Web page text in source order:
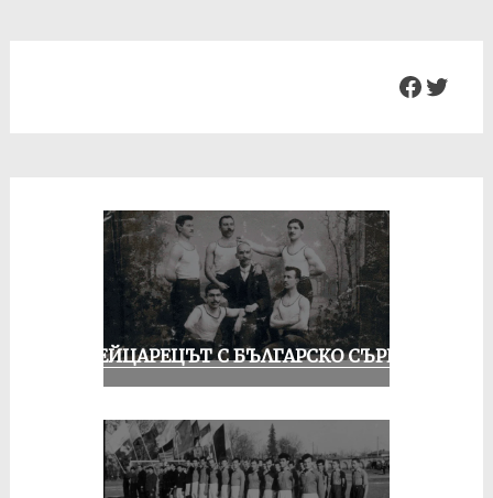
ШВЕЙЦАРЕЦЪТ С БЪЛГАРСКО СЪРЦЕ